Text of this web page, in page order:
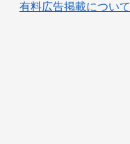
有料広告掲載について